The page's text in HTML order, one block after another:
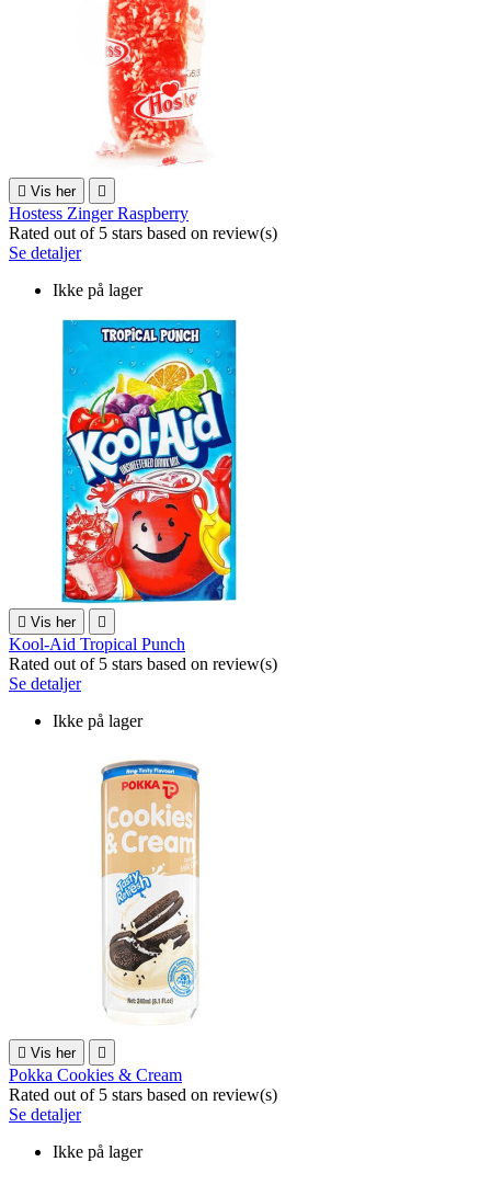
 Vis her 
Hostess Zinger Raspberry
Rated out of 5 stars based on review(s)
Se detaljer
Ikke på lager
 Vis her 
Kool-Aid Tropical Punch
Rated out of 5 stars based on review(s)
Se detaljer
Ikke på lager
 Vis her 
Pokka Cookies & Cream
Rated out of 5 stars based on review(s)
Se detaljer
Ikke på lager